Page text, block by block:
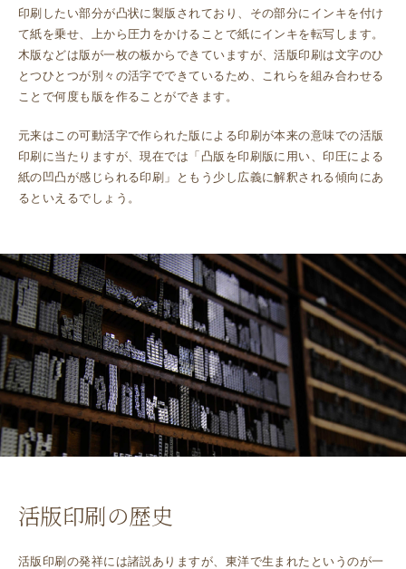
印刷したい部分が凸状に製版されており、その部分にインキを付け
て紙を乗せ、上から圧力をかけることで紙にインキを転写します。
木版などは版が一枚の板からできていますが、活版印刷は文字のひ
とつひとつが別々の活字でできているため、これらを組み合わせる
ことで何度も版を作ることができます。
元来はこの可動活字で作られた版による印刷が本来の意味での活版
印刷に当たりますが、現在では「凸版を印刷版に用い、印圧による
紙の凹凸が感じられる印刷」ともう少し広義に解釈される傾向にあ
るといえるでしょう。
活版印刷の歴史
活版印刷の発祥には諸説ありますが、東洋で生まれたというのが一